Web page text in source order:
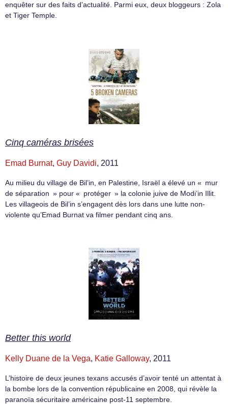
enquêter sur des faits d’actualité. Parmi eux, deux bloggeurs : Zola
et Tiger Temple.
Cinq caméras brisées
Emad Burnat, Guy Davidi, 2011
Au milieu du village de Bil’in, en Palestine, Israël a élevé un « mur
de séparation » pour « protéger » la colonie juive de Modi’in Illit.
Les villageois de Bil’in s’engagent dès lors dans une lutte non-
violente qu’Emad Burnat va filmer pendant cinq ans.
Better this world
Kelly Duane de la Vega, Katie Galloway, 2011
L’histoire de deux jeunes texans accusés d’avoir tenté un attentat à
la bombe lors de la convention républicaine en 2008, qui révèle la
paranoïa sécuritaire américaine post-11 septembre.